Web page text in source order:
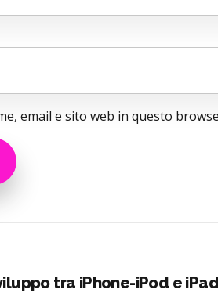
email e sito web in questo
tra iPhone-iPod e iPad